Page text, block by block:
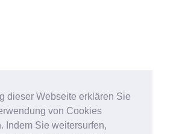
dieser Webseite erklären Sie
von Cookies
Indem Sie weitersurfen,